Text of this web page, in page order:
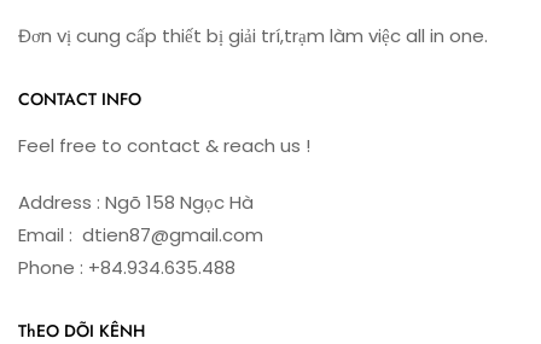
Đơn vị cung cấp thiết bị giải trí,trạm làm việc all in one.
CONTACT INFO
Feel free to contact & reach us !
Address : Ngõ 158 Ngọc Hà
Email : dtien87@gmail.com
Phone : +84.934.635.488
ThEO DÕI KÊNH